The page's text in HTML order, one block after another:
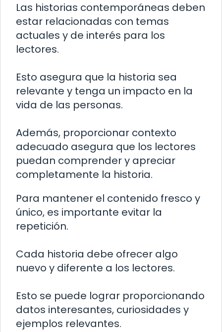
Las historias contemporáneas deben
estar relacionadas con temas
actuales y de interés para los
lectores.
Esto asegura que la historia sea
relevante y tenga un impacto en la
vida de las personas.
Además, proporcionar contexto
adecuado asegura que los lectores
puedan comprender y apreciar
completamente la historia.
Para mantener el contenido fresco y
único, es importante evitar la
repetición.
Cada historia debe ofrecer algo
nuevo y diferente a los lectores.
Esto se puede lograr proporcionando
datos interesantes, curiosidades y
ejemplos relevantes.